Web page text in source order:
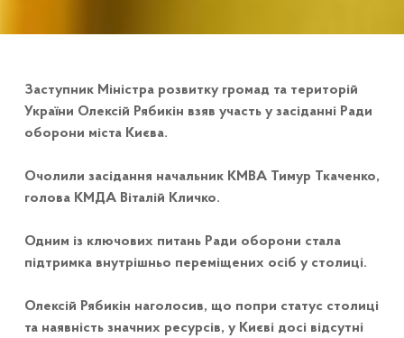
Заступник Міністра розвитку громад та територій
України Олексій Рябикін взяв участь у засіданні Ради
оборони міста Києва.
Очолили засідання начальник КМВА Тимур Ткаченко,
голова КМДА Віталій Кличко.
Одним із ключових питань Ради оборони стала
підтримка внутрішньо переміщених осіб у столиці.
Олексій Рябикін наголосив, що попри статус столиці
та наявність значних ресурсів, у Києві досі відсутні